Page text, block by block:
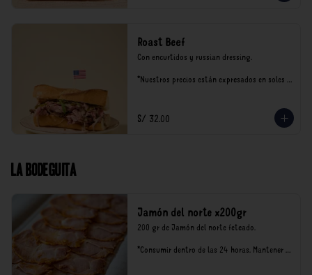
Roast Beef
Con encurtidos y russian dressing.
*Nuestros precios están expresados en soles e
S/ 32.00
La Bodeguita
Jamón del norte x200gr
200 gr de Jamón del norte feteado.
*Consumir dentro de las 24 horas. Mantener